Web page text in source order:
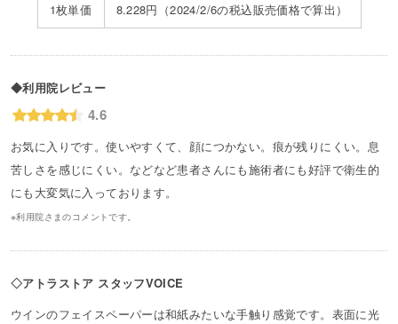
1枚単価 8.228円（2024/2/6の税込販売価格で算出）
◆利用院レビュー
4.6
お気に入りです。使いやすくて、顔につかない。痕が残りにくい。息
苦しさを感じにくい。などなど患者さんにも施術者にも好評で衛生的
にも大変気に入っております。
※利用院さまのコメントです。
◇アトラストア スタッフVOICE
ウインのフェイスペーパーは和紙みたいな手触り感覚です。表面に光